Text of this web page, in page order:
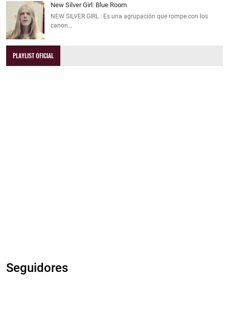
New Silver Girl: Blue Room
NEW SILVER GIRL : Es una agrupación que rompe con los
canon…
PLAYLIST OFICIAL
Seguidores